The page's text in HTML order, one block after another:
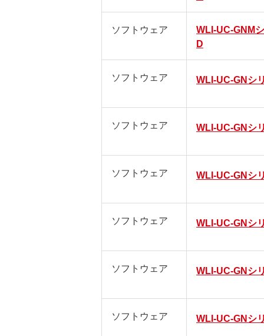
ソフトウェア
WLI-UC-GNM
D
ソフトウェア WLI-UC-GNシ
ソフトウェア WLI-UC-GNシ
ソフトウェア WLI-UC-GNシ
ソフトウェア WLI-UC-GNシ
ソフトウェア WLI-UC-GNシ
ソフトウェア WLI-UC-GNシ